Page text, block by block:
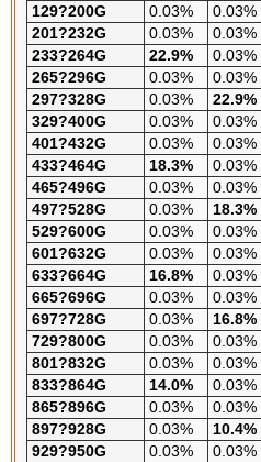
129?200G 0.03% 0.03%
201?232G
0.03% 0.03%
233?264G
22.9% 0.03%
265?296G
0.03% 0.03%
297?328G
0.03% 22.9%
329?400G
0.03% 0.03%
401?432G
0.03% 0.03%
433?464G
18.3% 0.03%
465?496G
0.03% 0.03%
497?528G
0.03% 18.3%
529?600G
0.03% 0.03%
601?632G
0.03% 0.03%
633?664G
16.8% 0.03%
665?696G
0.03% 0.03%
697?728G
0.03% 16.8%
729?800G
0.03% 0.03%
801?832G
0.03% 0.03%
833?864G
14.0% 0.03%
865?896G
0.03% 0.03%
897?928G
0.03% 10.4%
929?950G
0.03% 0.03%